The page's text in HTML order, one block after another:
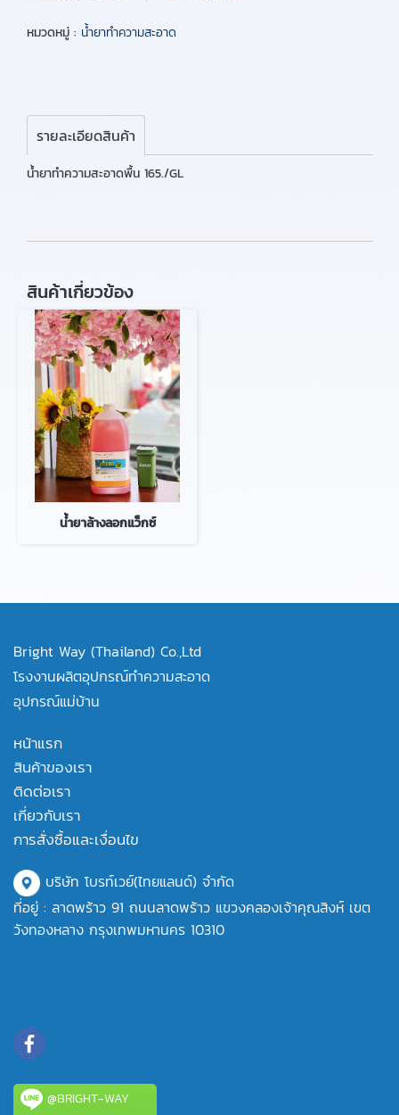
หมวดหมู่ : น้ำยาทำความสะอาด
รายละเอียดสินค้า
น้ำยาทำความสะอาดพื้น 165./GL
สินค้าเกี่ยวข้อง
น้ำยาล้างลอกแว็กซ์
Bright Way (Thailand) Co.,Ltd
โรงงานผลิตอุปกรณ์ทำความสะอาด
อุปกรณ์แม่บ้าน
หน้าแรก
สินค้าของเรา
ติดต่อเรา
เกี่ยวกับเรา
การสั่งซื้อและเงื่อนไข
บริษัท โบรท์เวย์(ไทยแลนด์) จำกัด
ที่อยู่ : ลาดพร้าว 91 ถนนลาดพร้าว แขวงคลองเจ้าคุณสิงห์ เขต
วังทองหลาง กรุงเทพมหานคร 10310
@BRIGHT-WAY